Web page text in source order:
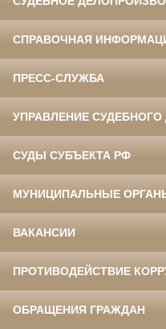
СПРАВОЧНАЯ
ПРЕСС-СЛУЖБА
УПРАВЛЕНИЕ
СУДЫ СУБЪЕКТА РФ
МУНИЦИПАЛЬНЫЕ
ВАКАНСИИ
ПРОТИВОДЕЙСТВИЕ
ОБРАЩЕНИЯ ГРАЖДАН